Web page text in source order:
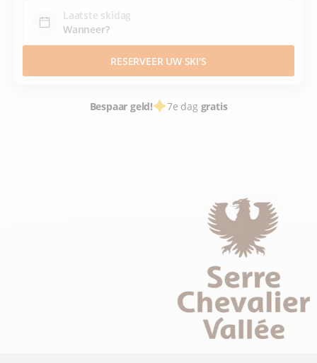
Laatste skidag
RESERVEER UW SKI'S
Bespaar geld! 7e dag gratis